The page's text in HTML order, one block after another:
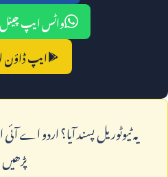
واٹس ایپ
ایپ ڈاؤن
يہ ٹيوٹوريل پسند آيا؟ اردو اے
پڑھيں